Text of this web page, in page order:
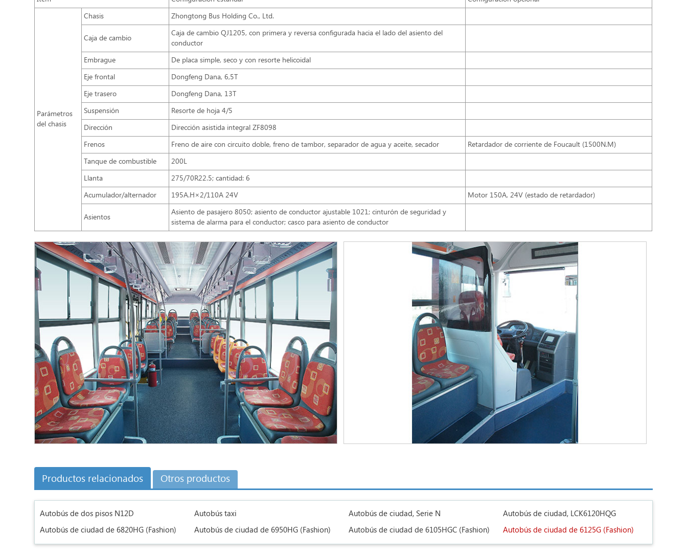
Parámetros
del chasis
Chasis Zhongtong Bus Holding Co., Ltd.
Caja de cambio
Caja de cambio QJ1205, con primera y reversa configurada hacia el lado del asiento del
conductor
Embrague
De placa simple, seco y con resorte helicoidal
Eje frontal
Dongfeng Dana, 6,5T
Eje trasero
Dongfeng Dana, 13T
Suspensión
Resorte de hoja 4/5
Dirección
Dirección asistida integral ZF8098
Frenos
Freno de aire con circuito doble, freno de tambor, separador de agua y aceite, secador
Retardador de corriente de Foucault (1500N.M)
Tanque de combustible
200L
Llanta
275/70R22.5; cantidad: 6
Acumulador/alternador
195A.H×2/110A 24V Motor 150A, 24V (estado de retardador)
Asientos
Asiento de pasajero 8050; asiento de conductor ajustable 1021; cinturón de seguridad y
sistema de alarma para el conductor; casco para asiento de conductor
Productos relacionados Otros productos
Autobús de dos pisos N12D Autobús taxi Autobús de ciudad, Serie N
Autobús de ciudad, LCK6120HQG
Autobús de ciudad de 6820HG (Fashion)
Autobús de ciudad de 6950HG (Fashion) Autobús de ciudad de 6105HGC (Fashion) Autobús de ciudad de 6125G (Fashion)